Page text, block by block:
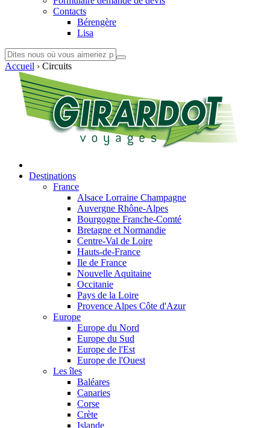
Contacts
Bérengère
Lisa
Accueil › Circuits
Destinations
France
Alsace Lorraine Champagne
Auvergne Rhône-Alpes
Bourgogne Franche-Comté
Bretagne et Normandie
Centre-Val de Loire
Hauts-de-France
Ile de France
Nouvelle Aquitaine
Occitanie
Pays de la Loire
Provence Alpes Côte d'Azur
Europe
Europe du Nord
Europe du Sud
Europe de l'Est
Europe de l'Ouest
Les îles
Baléares
Canaries
Corse
Crète
Islande